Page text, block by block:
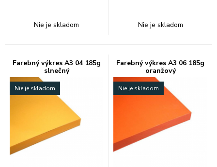
Nie je skladom Nie je skladom
Farebný výkres A3 04 185g
slnečný
Nie je skladom
Farebný výkres A3 06 185g
oranžový
Nie je skladom